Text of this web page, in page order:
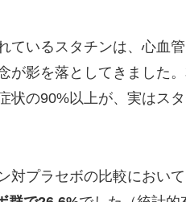
ているスタチンは、心血
が影を落としてきました
状の90%以上が、実はス
対プラセボの比較において